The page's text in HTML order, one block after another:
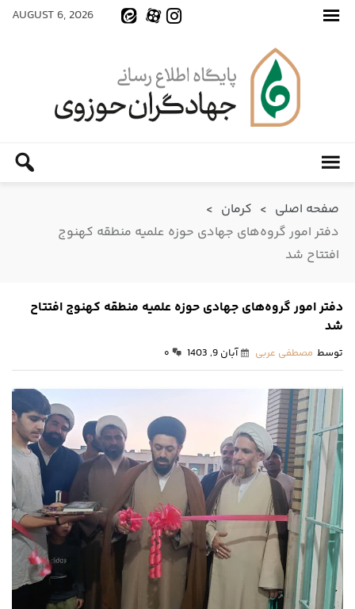
AUGUST 6, 2026
صفحه اصلی > کرمان >
دفتر امور گروه‌های جهادی حوزه علمیه منطقه کهنوج
افتتاح شد
دفتر امور گروه‌های جهادی حوزه علمیه منطقه کهنوج افتتاح
شد
توسط مصطفی عربی آبان 9, 1403 ۰